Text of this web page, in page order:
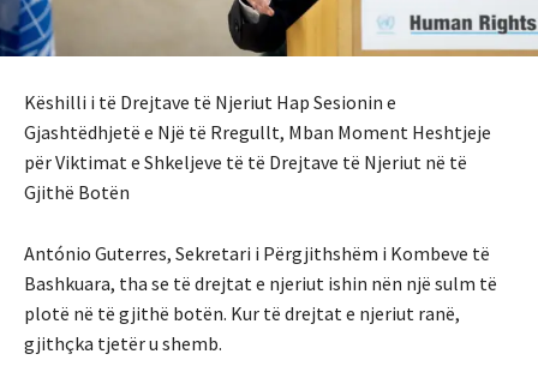
Këshilli i të Drejtave të Njeriut Hap Sesionin e
Gjashtëdhjetë e Një të Rregullt, Mban Moment Heshtjeje
për Viktimat e Shkeljeve të të Drejtave të Njeriut në të
Gjithë Botën
António Guterres, Sekretari i Përgjithshëm i Kombeve të
Bashkuara, tha se të drejtat e njeriut ishin nën një sulm të
plotë në të gjithë botën. Kur të drejtat e njeriut ranë,
gjithçka tjetër u shemb.